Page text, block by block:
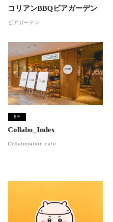
コリアンBBQビアガーデン
ビアガーデン
8F
Collabo_Index
Collaboration cafe